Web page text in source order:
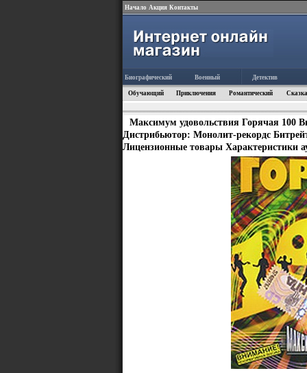
Начало Акция Контакты
Биографический Военный Детектив
Обучающий Приключения Романтический
Максимум удовольствия Горячая 100
Дистрибьютор: Монолит-рекордс
Лицензионные товары Характеристики